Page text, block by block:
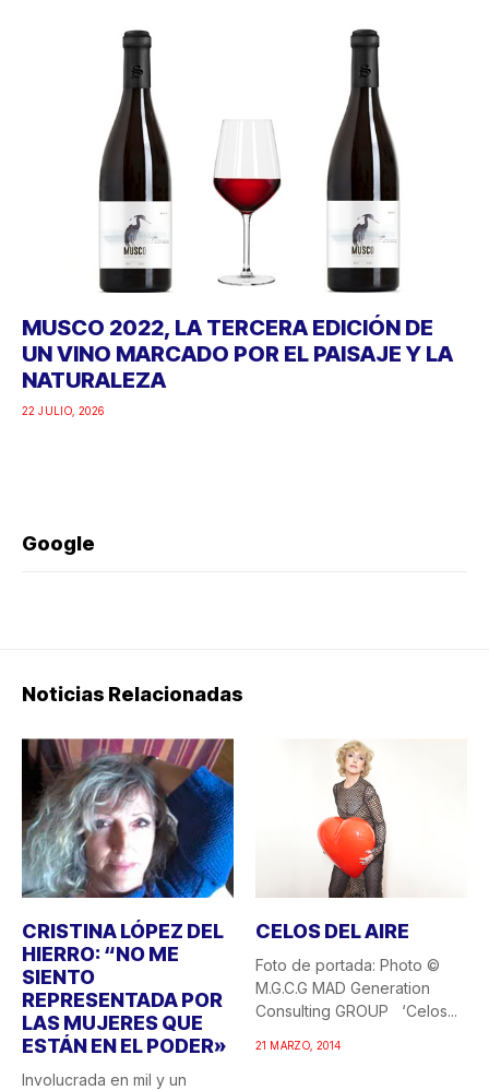
MUSCO 2022, LA TERCERA EDICIÓN DE
UN VINO MARCADO POR EL PAISAJE Y LA
NATURALEZA
22 JULIO, 2026
Google
Noticias Relacionadas
CRISTINA LÓPEZ DEL
HIERRO: “NO ME
SIENTO
REPRESENTADA POR
LAS MUJERES QUE
ESTÁN EN EL PODER»
Involucrada en mil y un
CELOS DEL AIRE
Foto de portada: Photo ©
M.G.C.G MAD Generation
Consulting GROUP ‘Celos...
21 MARZO, 2014